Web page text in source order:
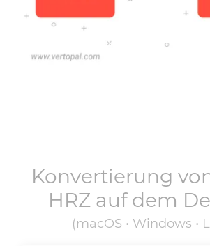
Konvertierung
HRZauf dem
(macOS • Windows •